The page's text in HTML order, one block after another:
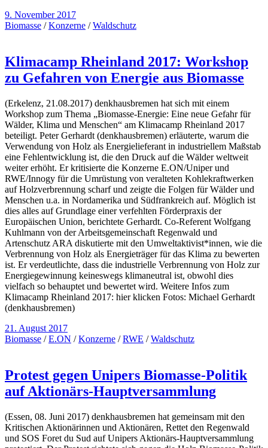
9. November 2017
Biomasse /Konzerne /Waldschutz
Klimacamp Rheinland 2017: Workshop
zu Gefahren von Energie aus Biomasse
(Erkelenz, 21.08.2017) denkhausbremen hat sich mit einem
Workshop zum Thema „Biomasse-Energie: Eine neue Gefahr für
Wälder, Klima und Menschen“ am Klimacamp Rheinland 2017
beteiligt. Peter Gerhardt (denkhausbremen) erläuterte, warum die
Verwendung von Holz als Energielieferant in industriellem Maßstab
eine Fehlentwicklung ist, die den Druck auf die Wälder weltweit
weiter erhöht. Er kritisierte die Konzerne E.ON/Uniper und
RWE/Innogy für die Umrüstung von veralteten Kohlekraftwerken
auf Holzverbrennung scharf und zeigte die Folgen für Wälder und
Menschen u.a. in Nordamerika und Südfrankreich auf. Möglich ist
dies alles auf Grundlage einer verfehlten Förderpraxis der
Europäischen Union, berichtete Gerhardt. Co-Referent Wolfgang
Kuhlmann von der Arbeitsgemeinschaft Regenwald und
Artenschutz ARA diskutierte mit den Umweltaktivist*innen, wie die
Verbrennung von Holz als Energieträger für das Klima zu bewerten
ist. Er verdeutlichte, dass die industrielle Verbrennung von Holz zur
Energiegewinnung keineswegs klimaneutral ist, obwohl dies
vielfach so behauptet und bewertet wird. Weitere Infos zum
Klimacamp Rheinland 2017: hier klicken Fotos: Michael Gerhardt
(denkhausbremen)
21. August 2017
Biomasse /E.ON /Konzerne /RWE /Waldschutz
Protest gegen Unipers Biomasse-Politik
auf Aktionärs-Hauptversammlung
(Essen, 08. Juni 2017) denkhausbremen hat gemeinsam mit den
Kritischen Aktionärinnen und Aktionären, Rettet den Regenwald
und SOS Foret du Sud auf Unipers Aktionärs-Hauptversammlung